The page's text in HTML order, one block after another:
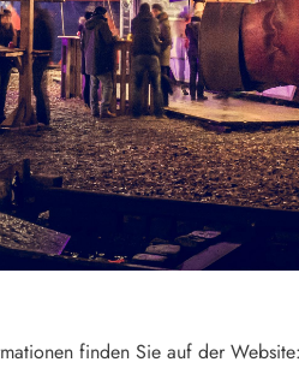
finden Sie auf der Website: